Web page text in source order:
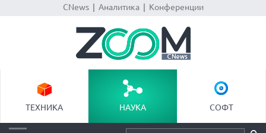
CNews| Аналитика| Конференции
ТЕХНИКА НАУКА СОФТ